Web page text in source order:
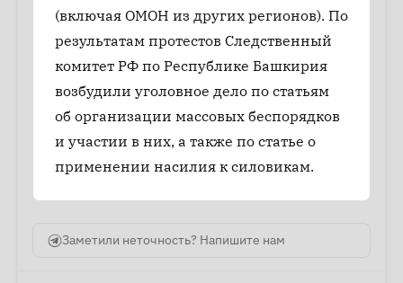
(включая ОМОН из других регионов). По
результатам протестов Следственный
комитет РФ по Республике Башкирия
возбудили уголовное дело по статьям
об организации массовых беспорядков
и участии в них, а также по статье о
применении насилия к силовикам.
Заметили неточность? Напишите нам